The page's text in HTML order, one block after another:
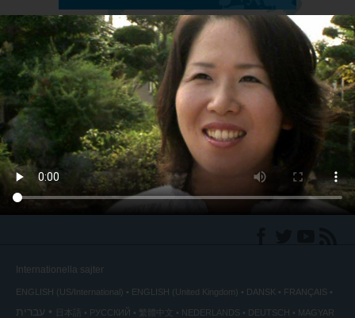
Sydamerika
Nordamerika
Internationella sajter
ENGLISH (US/International) ENGLISH (United Kingdom) DANSK FRANÇAIS
עברית 日本語 РУССКИЙ 繁體中文 NEDERLANDS DEUTSCH MAGYAR